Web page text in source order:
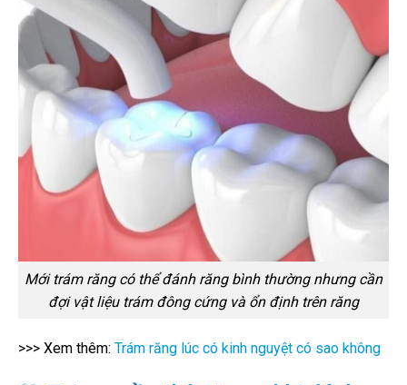
Mới trám răng có thể đánh răng bình thường nhưng cần
đợi vật liệu trám đông cứng và ổn định trên răng
>>> Xem thêm: Trám răng lúc có kinh nguyệt có sao không